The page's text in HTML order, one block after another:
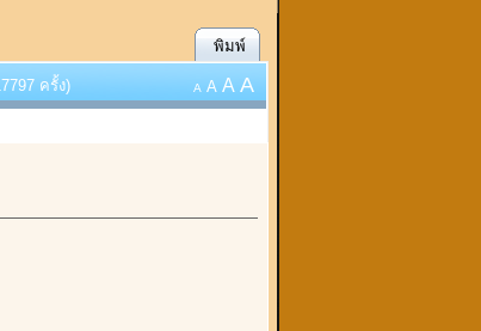
พิมพ์
ครั้ง) A A A A